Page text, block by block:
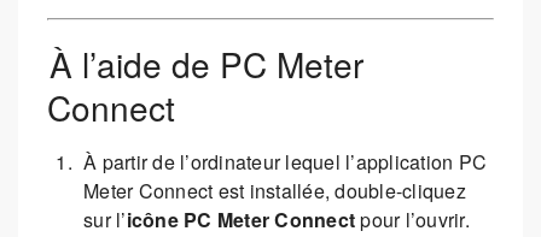
À l’aide de PC Meter
Connect
À partir de l’ordinateur lequel l’application PC
Meter Connect est installée, double-cliquez
sur l’icône PC Meter Connectpour l’ouvrir.